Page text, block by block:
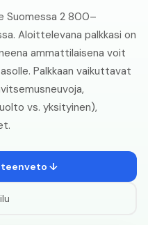
Suomessa 2 800–
Aloittelevana palkkasi on
ammattilaisena voit
Palkkaan vaikuttavat
vs. yksityinen),
↓